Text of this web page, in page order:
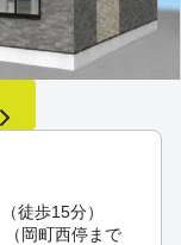
（徒歩15分）
（岡町西停まで